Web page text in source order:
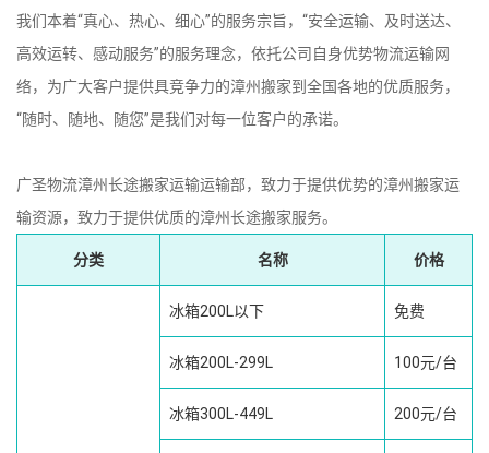
我们本着“真心、热心、细心”的服务宗旨，“安全运输、及时送达、
高效运转、感动服务”的服务理念，依托公司自身优势物流运输网
络，为广大客户提供具竞争力的漳州搬家到全国各地的优质服务，
“随时、随地、随您”是我们对每一位客户的承诺。
广圣物流漳州长途搬家运输运输部，致力于提供优势的漳州搬家运
输资源，致力于提供优质的漳州长途搬家服务。
分类 名称 价格
冰箱200L以下 免费
冰箱200L-299L 100元/台
冰箱300L-449L 200元/台